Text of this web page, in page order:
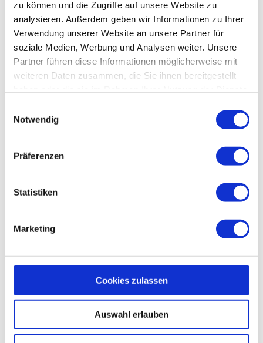
zu können und die Zugriffe auf unsere Website zu
analysieren. Außerdem geben wir Informationen zu Ihrer
Verwendung unserer Website an unsere Partner für
soziale Medien, Werbung und Analysen weiter. Unsere
Partner führen diese Informationen möglicherweise mit
weiteren Daten zusammen, die Sie ihnen bereitgestellt
Notwendig
Präferenzen
Statistiken
Marketing
Cookies zulassen
Auswahl erlauben
BauPortal Fachmagazin der Berufsgenossenschaft